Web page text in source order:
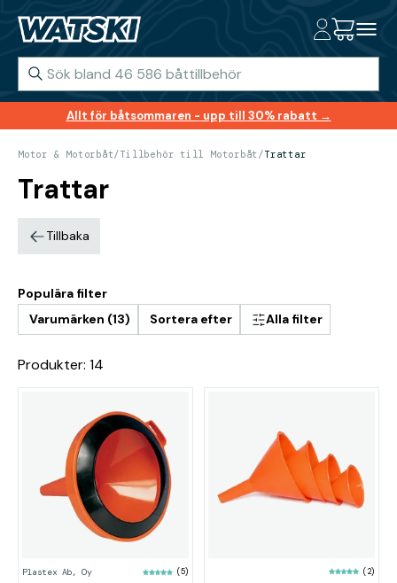
Allt för båtsommaren - upp till 30% rabatt →
Motor & Motorbåt/Tillbehör till Motorbåt /Trattar
Trattar
Tillbaka
Populära filter
Varumärken (13)
Sortera efter Alla filter
Produkter: 14
Plastex Ab, Oy (5) (2)